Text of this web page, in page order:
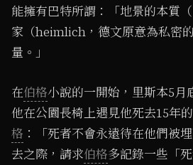
能擁有巴特所謂：「地景的本質
家（heimlich，德文原意為私密
量。」
在伯格小說的一開始，里斯本5月
他在公園長椅上遇見他死去15年
格 ：「死者不會永遠待在他們被
去之際，請求伯格多記錄一些「